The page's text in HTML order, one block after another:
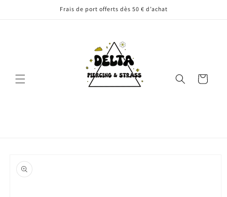
Frais de port offerts dès 50 € d’achat
Panier
informations
produits